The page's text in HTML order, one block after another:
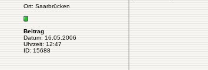
Ort: Saarbrücken
Beitrag
Datum: 16.05.2006
Uhrzeit: 12:47
ID: 15688